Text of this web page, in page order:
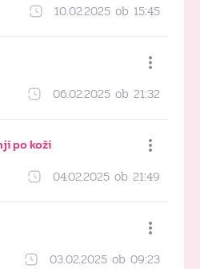
10.02.2025 ob 15:45
06.02.2025 ob 21:32
po koži
04.02.2025 ob 21:49
03.02.2025 ob 09:23